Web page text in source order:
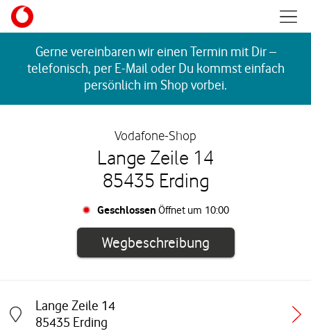
Skip to content
Gerne vereinbaren wir einen Termin mit Dir –
telefonisch, per E-Mail oder Du kommst einfach
persönlich im Shop vorbei.
Vodafone-Shop
Lange Zeile 14
85435 Erding
Geschlossen Öffnet um 10:00
WegbeschreibungLink öffnet in
Lange Zeile 14
85435 Erding
Link öffnet in einem neuen Tab